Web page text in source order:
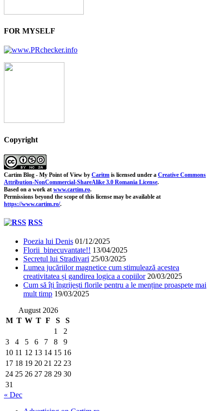
FOR MYSELF
Copyright
Cartim Blog - My Point of View by Caritm is licensed under a Creative Commons
Attribution-NonCommercial-ShareAlike 3.0 Romania License.
Based on a work at www.cartim.ro.
Permissions beyond the scope of this license may be available at
https://www.cartim.ro/.
RSS
Poezia lui Denis 01/12/2025
Florii binecuvantate!! 13/04/2025
Secretul lui Stradivari 25/03/2025
Lumea jucăriilor magnetice cum stimulează acestea
creativitatea și gandirea logica a copiilor 20/03/2025
Cum să îți îngrijești florile pentru a le menține proaspete mai
mult timp 19/03/2025
August 2026
M T W T F S
S
1
2
3
4 5 6 7 8
9
10 11 12 13 14 15 16
17 18 19 20 21 22 23
24 25 26 27 28 29 30
31
« Dec